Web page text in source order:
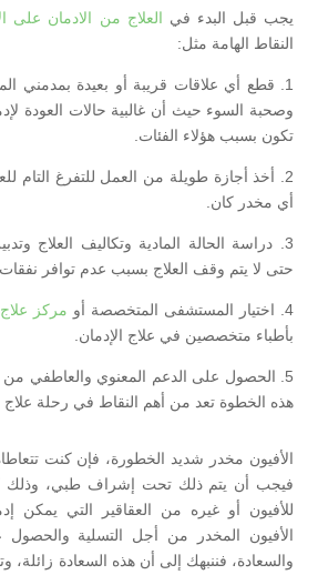
يجب قبل البدء في العلاج من الادمان على
النقاط الهامة مثل:
1. قطع أي علاقات قريبة أو بعيدة بمدمني
وصحبة السوء حيث أن غالبية حالات العودة
تكون بسبب هؤلاء الفئات.
2. أخذ أجازة طويلة من العمل للتفرغ التام
أي مخدر كان.
3. دراسة الحالة المادية وتكاليف العلاج
حتى لا يتم وقف العلاج بسبب عدم توافر نفقات
4. اختيار المستشفى المتخصصة أو مركز
بأطباء متخصصين في علاج الإدمان.
5. الحصول على الدعم المعنوي والعاطفي
هذه الخطوة تعد من أهم النقاط في رحلة علاج
الأفيون مخدر شديد الخطورة، فإن كنت
فيجب أن يتم ذلك تحت إشراف طبي، وذلك
للأفيون أو غيره من العقاقير التي يمكن
الأفيون المخدر من أجل التسلية
والسعادة، فننبهك إلى أن هذه السعادة زائلة،